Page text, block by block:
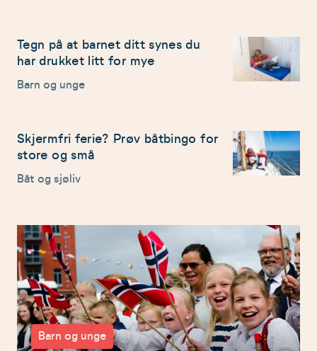
Tegn på at barnet ditt synes du
har drukket litt for mye
Barn og unge
Skjermfri ferie? Prøv båtbingo for
store og små
Båt og sjøliv
Barn og unge